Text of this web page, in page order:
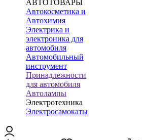
АВТОТОВАРЫ
Автокосметика и
Автохимия
Электрика и
электроника для
автомобиля
Автомобильный
инструмент
Принадлежности
для автомобиля
Автолампы
Электротехника
Электросамокаты